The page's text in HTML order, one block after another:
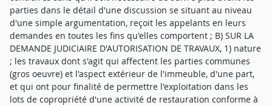
parties dans le détail d'une discussion se situant au niveau
d'une simple argumentation, reçoit les appelants en leurs
demandes en toutes les fins qu'elles comportent ; B) SUR LA
DEMANDE JUDICIAIRE D'AUTORISATION DE TRAVAUX, 1) nature
; les travaux dont s'agit qui affectent les parties communes
(gros oeuvre) et l'aspect extérieur de l'immeuble, d'une part,
et qui ont pour finalité de permettre l'exploitation dans les
lots de copropriété d'une activité de restauration conforme à